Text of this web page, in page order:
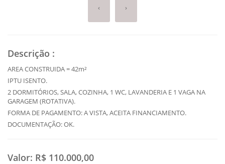
‹ ›
Descrição :
AREA CONSTRUIDA = 42m²
IPTU ISENTO.
2 DORMITÓRIOS, SALA, COZINHA, 1 WC, LAVANDERIA E 1 VAGA NA
GARAGEM (ROTATIVA).
FORMA DE PAGAMENTO: A VISTA, ACEITA FINANCIAMENTO.
DOCUMENTAÇÃO: OK.
Valor: R$ 110.000,00